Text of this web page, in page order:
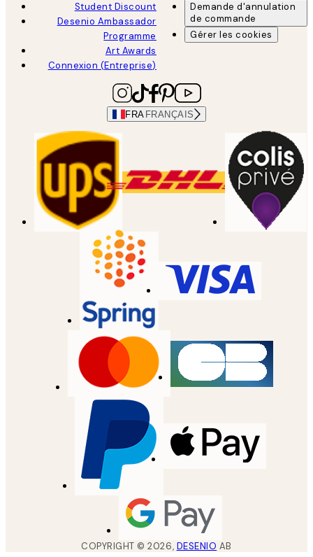
Student Discount
Desenio Ambassador
Programme
Art Awards
Connexion (Entreprise)
Demande d'annulation
de commande
Gérer les cookies
FRA FRANÇAIS
COPYRIGHT ©2026, DESENIO AB